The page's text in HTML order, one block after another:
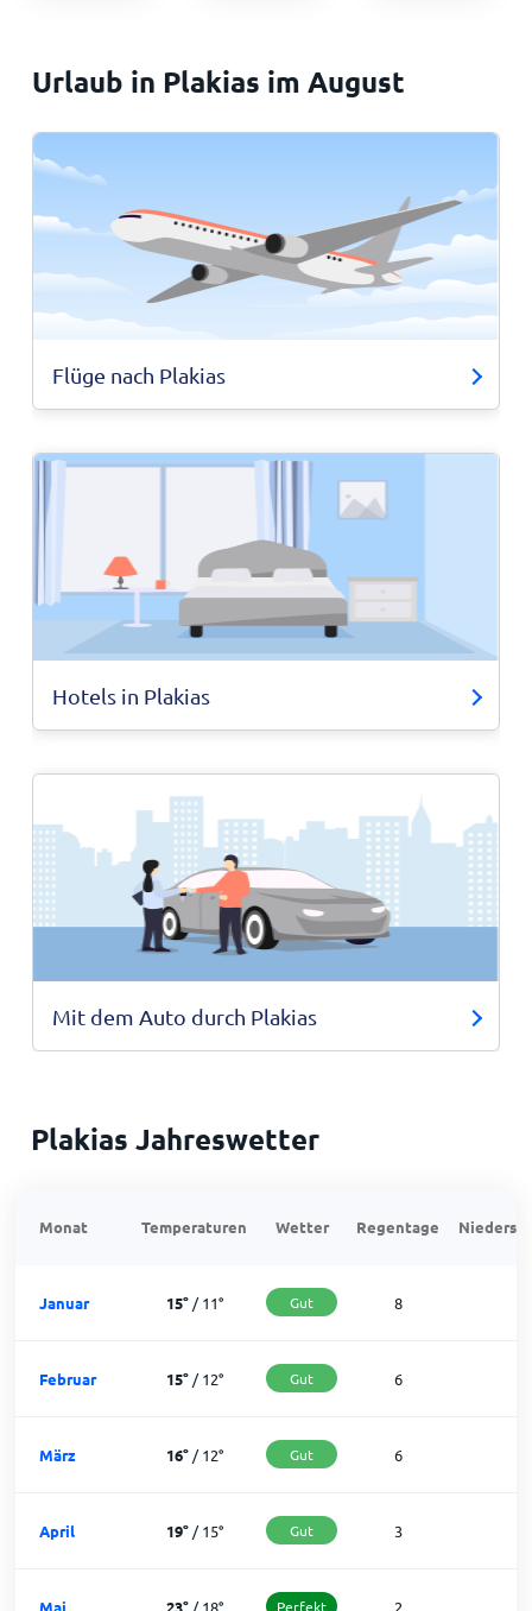
Urlaub in Plakias im August
Flüge nach Plakias
Hotels in Plakias
Mit dem Auto durch Plakias
Plakias Jahreswetter
Monat Temperaturen Wetter Regentage
Januar 15°/11° Gut 8
Februar 15°/12° Gut 6
März 16°/12° Gut 6
April 19°/15° Gut 3
Mai 23°/18° Perfekt 2